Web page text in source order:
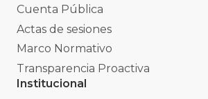
Cuenta Pública
Actas de sesiones
Marco Normativo
Transparencia Proactiva
Institucional